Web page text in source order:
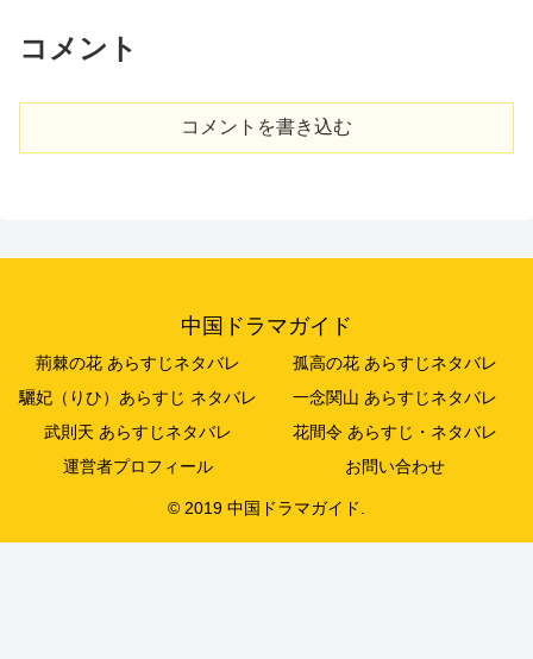
コメント
コメントを書き込む
中国ドラマガイド
荊棘の花 あらすじネタバレ
孤高の花 あらすじネタバレ
驪妃（りひ）あらすじ ネタバレ
一念関山 あらすじネタバレ
武則天 あらすじネタバレ
花間令 あらすじ・ネタバレ
運営者プロフィール
お問い合わせ
© 2019 中国ドラマガイド.